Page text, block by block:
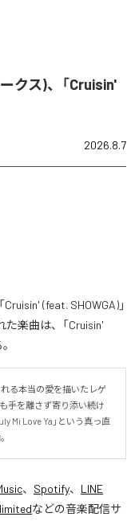
クス)、「Cruisin'
2026.8.7
(feat. SHOWGA)」
楽曲は、「Cruisin'
る本当の愛を描いたレゲ
手を離さず寄り添い続け
Mi Love Ya」という真っ直
、 Spotify、 LINE
などの音楽配信サ